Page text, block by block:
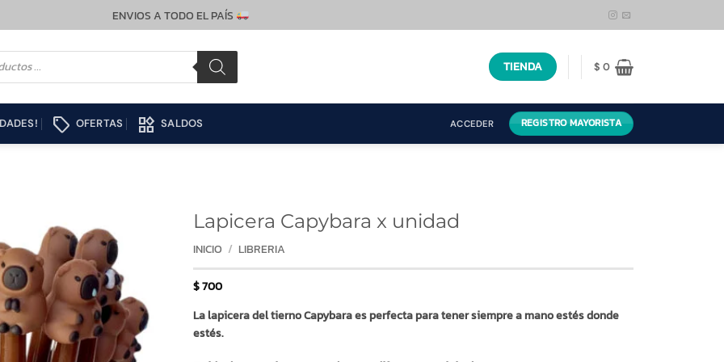
ENVIOS A TODO EL PAÍS
TIENDA $ 0
local_offer OFERTAS widgets SALDOS ACCEDER REGISTRO MAYORISTA
Lapicera Capybara x unidad
INICIO / LIBRERIA
$700
La lapicera del tierno Capybara es perfecta para tener siempre a mano estés donde
estés.